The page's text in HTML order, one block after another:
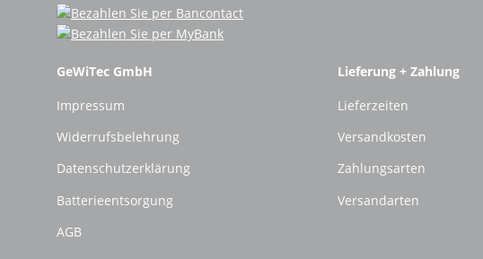
GeWiTec GmbH
Impressum
Widerrufsbelehrung
Datenschutzerklärung
Batterieentsorgung
AGB
Lieferung + Zahlung
Lieferzeiten
Versandkosten
Zahlungsarten
Versandarten